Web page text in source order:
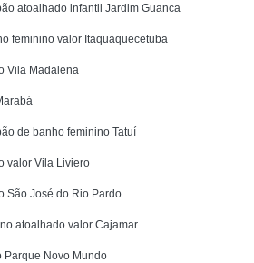
atoalhado infantil Jardim Guanca
feminino valor Itaquaquecetuba
Vila Madalena
de banho feminino Tatuí
valor Vila Liviero
São José do Rio Pardo
atoalhado valor Cajamar
Parque Novo Mundo